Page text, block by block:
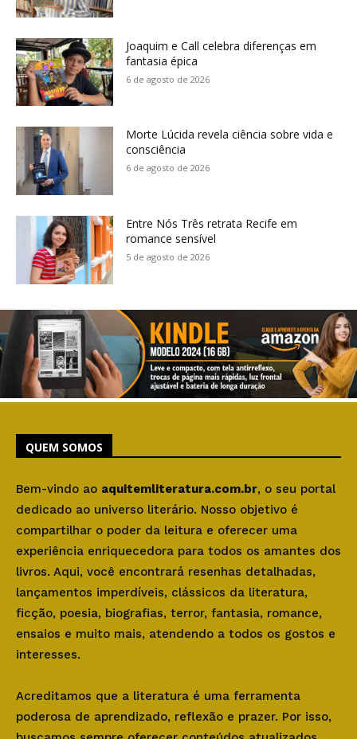
Joaquim e Call celebra diferenças em
fantasia épica
6 de agosto de 2026
Morte Lúcida revela ciência sobre vida e
consciência
6 de agosto de 2026
Entre Nós Três retrata Recife em
romance sensível
5 de agosto de 2026
QUEM SOMOS
Bem-vindo ao aquitemliteratura.com.br, o seu portal
dedicado ao universo literário. Nosso objetivo é
compartilhar o poder da leitura e oferecer uma
experiência enriquecedora para todos os amantes dos
livros. Aqui, você encontrará resenhas detalhadas,
lançamentos imperdíveis, clássicos da literatura,
ficção, poesia, biografias, terror, fantasia, romance,
ensaios e muito mais, atendendo a todos os gostos e
interesses.
Acreditamos que a literatura é uma ferramenta
poderosa de aprendizado, reflexão e prazer. Por isso,